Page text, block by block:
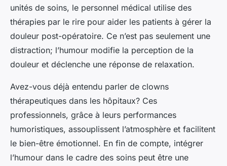
unités de soins, le personnel médical utilise des
thérapies par le rire pour aider les patients à gérer la
douleur post-opératoire. Ce n’est pas seulement une
distraction; l’humour modifie la perception de la
douleur et déclenche une réponse de relaxation.
Avez-vous déjà entendu parler de clowns
thérapeutiques dans les hôpitaux? Ces
professionnels, grâce à leurs performances
humoristiques, assouplissent l’atmosphère et facilitent
le bien-être émotionnel. En fin de compte, intégrer
l’humour dans le cadre des soins peut être une